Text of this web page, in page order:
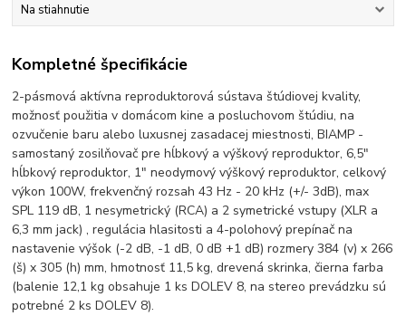
Na stiahnutie
Kompletné špecifikácie
2-pásmová aktívna reproduktorová sústava štúdiovej kvality,
možnosť použitia v domácom kine a posluchovom štúdiu, na
ozvučenie baru alebo luxusnej zasadacej miestnosti, BIAMP -
samostaný zosilňovač pre hĺbkový a výškový reproduktor, 6,5"
hĺbkový reproduktor, 1" neodymový výškový reproduktor, celkový
výkon 100W, frekvenčný rozsah 43 Hz - 20 kHz (+/- 3dB), max
SPL 119 dB, 1 nesymetrický (RCA) a 2 symetrické vstupy (XLR a
6,3 mm jack) , regulácia hlasitosti a 4-polohový prepínač na
nastavenie výšok (-2 dB, -1 dB, 0 dB +1 dB) rozmery 384 (v) x 266
(š) x 305 (h) mm, hmotnosť 11,5 kg, drevená skrinka, čierna farba
(balenie 12,1 kg obsahuje 1 ks DOLEV 8, na stereo prevádzku sú
potrebné 2 ks DOLEV 8).